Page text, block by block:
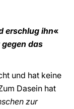
erschlug ihn«
das
und hat keine
Dasein hat
zur